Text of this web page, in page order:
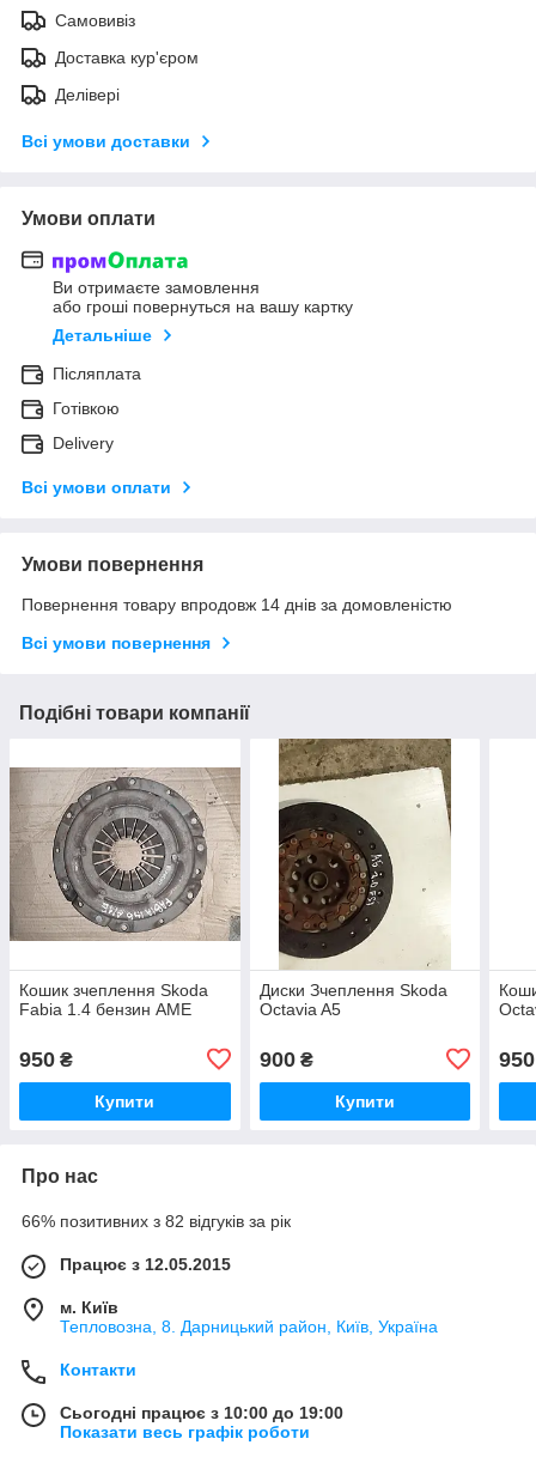
Самовивіз
Доставка кур'єром
Делівері
Всі умови доставки
Умови оплати
Ви отримаєте замовлення
або гроші повернуться на вашу картку
Детальніше
Післяплата
Готівкою
Delivery
Всі умови оплати
Умови повернення
Повернення товару впродовж 14 днів за домовленістю
Всі умови повернення
Подібні товари компанії
Кошик зчеплення Skoda
Fabia 1.4 бензин AME
950 ₴
Купити
Диски Зчеплення Skoda
Octavia A5
900₴
Купити
950
Про нас
66% позитивних з 82 відгуків за рік
Працює з 12.05.2015
м. Київ
Тепловозна, 8. Дарницький район, Київ, Україна
Контакти
Сьогодні працює з 10:00 до 19:00
Показати весь графік роботи